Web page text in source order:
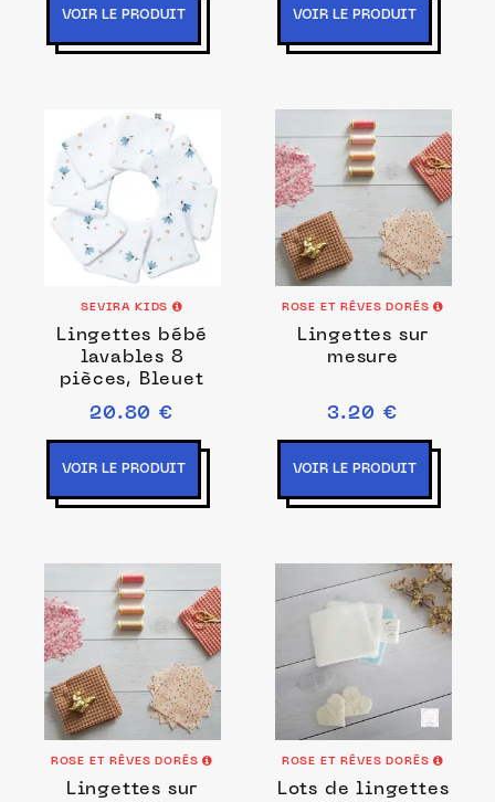
VOIR LE PRODUIT VOIR LE PRODUIT
SEVIRA KIDS
Lingettes bébé
lavables 8
pièces, Bleuet
20.80 €
VOIR LE PRODUIT
ROSE ET RÊVES DORÉS
Lingettes sur
mesure
3.20 €
VOIR LE PRODUIT
ROSE ET RÊVES DORÉS
Lingettes sur
ROSE ET RÊVES DORÉS
Lots de lingettes